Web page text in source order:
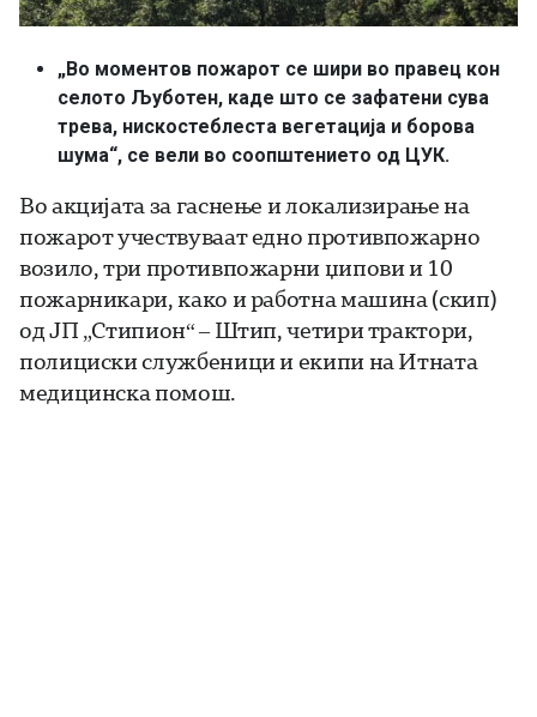
„Во моментов пожарот се шири во правец кон
селото Љуботен, каде што се зафатени сува
трева, нискостеблеста вегетација и борова
шума“, се вели во соопштението од ЦУК.
Во акцијата за гаснење и локализирање на
пожарот учествуваат едно противпожарно
возило, три противпожарни џипови и 10
пожарникари, како и работна машина (скип)
од ЈП „Стипион“ – Штип, четири трактори,
полициски службеници и екипи на Итната
медицинска помош.